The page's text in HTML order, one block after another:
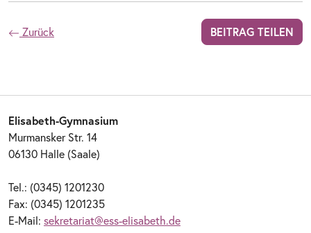
Zurück BEITRAG TEILEN
Elisabeth-Gymnasium
Murmansker Str. 14
06130 Halle (Saale)
Tel.: (0345) 1201230
Fax: (0345) 1201235
E-Mail: sekretariat@ess-elisabeth.de